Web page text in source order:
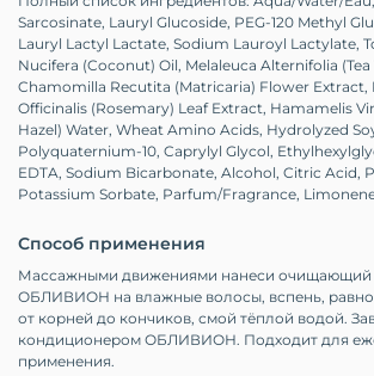
Sarcosinate, Lauryl Glucoside, PEG-120 Methyl
Lauryl Lactyl Lactate, Sodium Lauroyl Lactylate,
Nucifera (Coconut) Oil, Melaleuca Alternifolia (Tea
Chamomilla Recutita (Matricaria) Flower Extract,
Officinalis (Rosemary) Leaf Extract, Hamamelis
Hazel) Water, Wheat Amino Acids, Hydrolyzed
Polyquaternium-10, Caprylyl Glycol,
EDTA, Sodium Bicarbonate, Alcohol, Citric Acid,
Potassium Sorbate, Parfum/Fragrance,
Способ применения
Массажными движениями нанеси
ОБЛИВИОН на влажные волосы, вспень,
от корней до кончиков, смой тёплой водой.
кондиционером ОБЛИВИОН. Подходит для
применения.